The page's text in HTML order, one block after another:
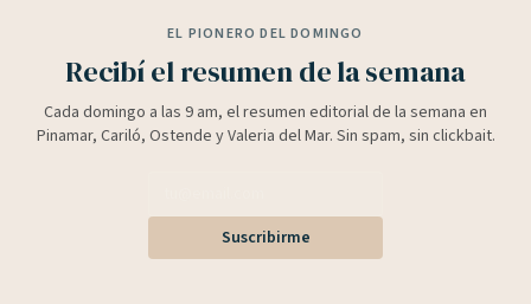
EL PIONERO DEL DOMINGO
Recibí el resumen de la semana
Cada domingo a las 9 am, el resumen editorial de la semana en
Pinamar, Cariló, Ostende y Valeria del Mar. Sin spam, sin clickbait.
Suscribirme